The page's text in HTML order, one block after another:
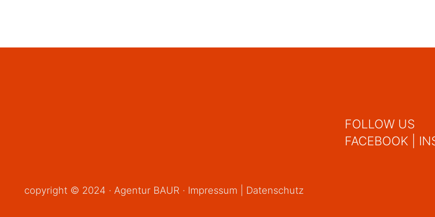
FOLLOW US
FACEBOOK
copyright © 2024 · Agentur BAUR · Impressum Datenschutz